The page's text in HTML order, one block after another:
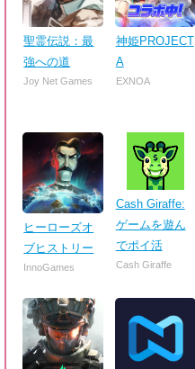
聖霊伝説：最
強への道
Joy Net Games
神姫PROJECT
A
EXNOA
ヒーローズオ
ブヒストリー
InnoGames
Cash Giraffe:
ゲームを遊ん
でポイ活
Cash Giraffe